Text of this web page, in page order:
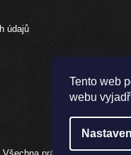
Tento web
webu
údajů